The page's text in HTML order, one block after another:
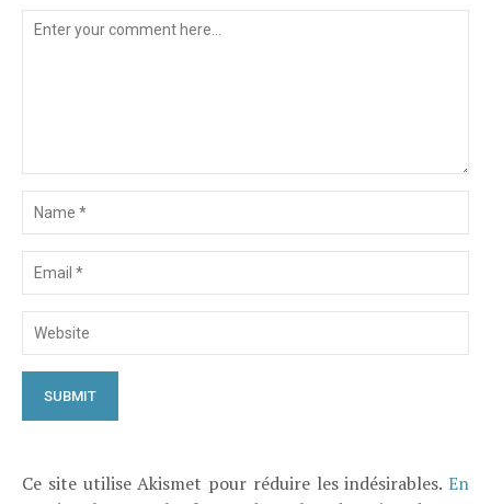
Ce site utilise Akismet pour réduire les indésirables. En